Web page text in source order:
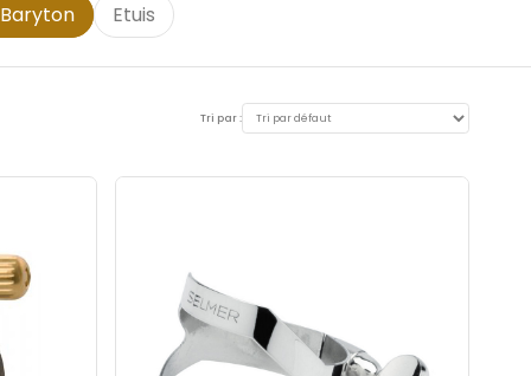
Etuis
Tri par :